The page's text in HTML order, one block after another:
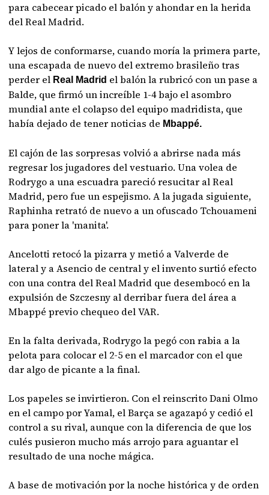
para cabecear picado el balón y ahondar en la herida
del Real Madrid.
Y lejos de conformarse, cuando moría la primera parte,
una escapada de nuevo del extremo brasileño tras
perder el Real Madrid el balón la rubricó con un pase a
Balde, que firmó un increíble 1-4 bajo el asombro
mundial ante el colapso del equipo madridista, que
había dejado de tener noticias de Mbappé.
El cajón de las sorpresas volvió a abrirse nada más
regresar los jugadores del vestuario. Una volea de
Rodrygo a una escuadra pareció resucitar al Real
Madrid, pero fue un espejismo. A la jugada siguiente,
Raphinha retrató de nuevo a un ofuscado Tchouameni
para poner la 'manita'.
Ancelotti retocó la pizarra y metió a Valverde de
lateral y a Asencio de central y el invento surtió efecto
con una contra del Real Madrid que desembocó en la
expulsión de Szczesny al derribar fuera del área a
Mbappé previo chequeo del VAR.
En la falta derivada, Rodrygo la pegó con rabia a la
pelota para colocar el 2-5 en el marcador con el que
dar algo de picante a la final.
Los papeles se invirtieron. Con el reinscrito Dani Olmo
en el campo por Yamal, el Barça se agazapó y cedió el
control a su rival, aunque con la diferencia de que los
culés pusieron mucho más arrojo para aguantar el
resultado de una noche mágica.
A base de motivación por la noche histórica y de orden